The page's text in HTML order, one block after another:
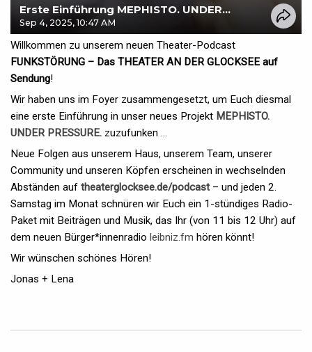
Willkommen zu unserem neuen Theater-Podcast
FUNKSTÖRUNG – Das THEATER AN DER GLOCKSEE auf
Sendung!
Wir haben uns im Foyer zusammengesetzt, um Euch diesmal
eine erste Einführung in unser neues Projekt MEPHISTO.
UNDER PRESSURE. zuzufunken ...
Neue Folgen aus unserem Haus, unserem Team, unserer
Community und unseren Köpfen erscheinen in wechselnden
Abständen auf theaterglocksee.de/podcast– und jeden 2.
Samstag im Monat schnüren wir Euch ein 1-stündiges Radio-
Paket mit Beiträgen und Musik, das Ihr (von 11 bis 12 Uhr) auf
dem neuen Bürger*innenradio leibniz.fm hören könnt!
Wir wünschen schönes Hören!
Jonas + Lena